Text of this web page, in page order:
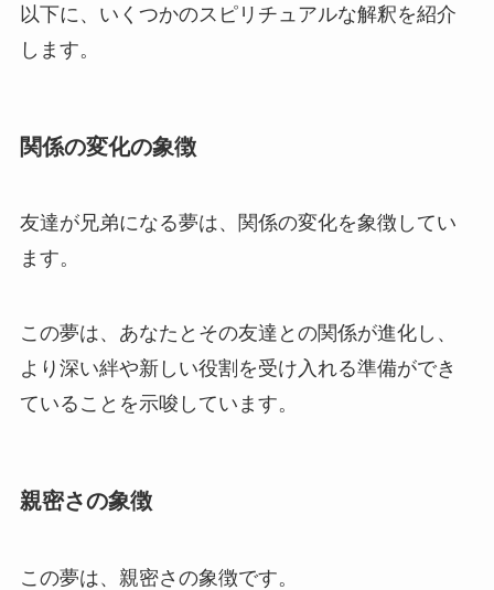
以下に、いくつかのスピリチュアルな解釈を紹介
します。
関係の変化の象徴
友達が兄弟になる夢は、関係の変化を象徴してい
ます。
この夢は、あなたとその友達との関係が進化し、
より深い絆や新しい役割を受け入れる準備ができ
ていることを示唆しています。
親密さの象徴
この夢は、親密さの象徴です。